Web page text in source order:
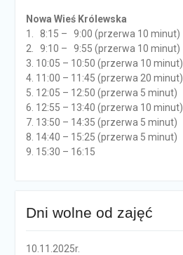
Nowa Wieś Królewska
1. 8:15 – 9:00 (przerwa 10 minut)
2. 9:10 – 9:55 (przerwa 10 minut)
3. 10:05 – 10:50 (przerwa 10 minut)
4. 11:00 – 11:45 (przerwa 20 minut)
5. 12:05 – 12:50 (przerwa 5 minut)
6. 12:55 – 13:40 (przerwa 10 minut)
7. 13:50 – 14:35 (przerwa 5 minut)
8. 14:40 – 15:25 (przerwa 5 minut)
9. 15:30 – 16:15
Dni wolne od zajęć
10.11.2025r.